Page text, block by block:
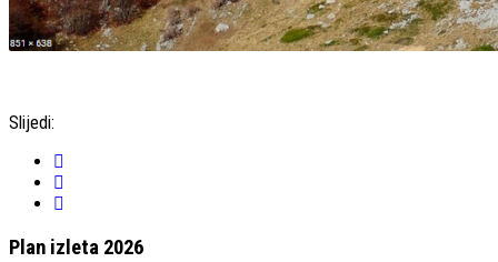
Slijedi:
Plan izleta 2026